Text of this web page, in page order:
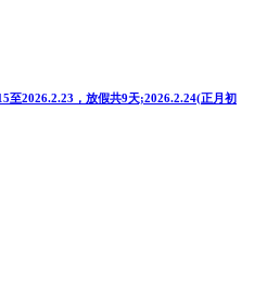
至2026.2.23，放假共9天;2026.2.24(正月初